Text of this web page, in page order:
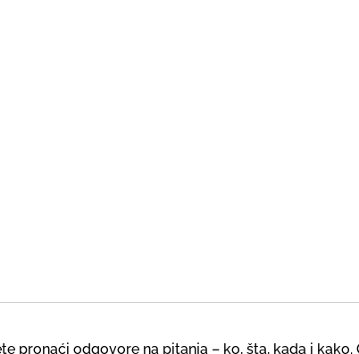
pronaći odgovore na pitanja – ko, šta, kada i kako.